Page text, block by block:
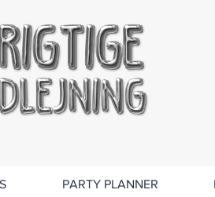
PARTY PLANNER